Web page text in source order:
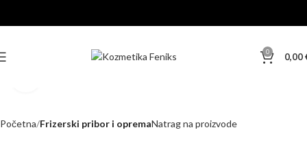
0 0,00
Početna Frizerski pribor i opremaNatrag na proizvode